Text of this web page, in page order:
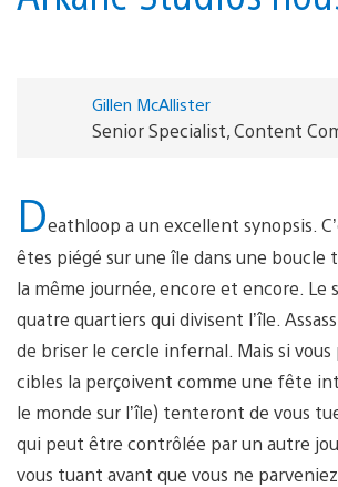
Gillen McAllister
Senior Specialist, Content
Deathloop a un excellent synopsis.
êtes piégé sur une île dans une
la même journée, encore et encore.
quatre quartiers qui divisent l’île.
de briser le cercle infernal. Mais si
cibles la perçoivent comme une fête
le monde sur l’île) tenteront de vous
qui peut être contrôlée par un autre
vous tuant avant que vous ne